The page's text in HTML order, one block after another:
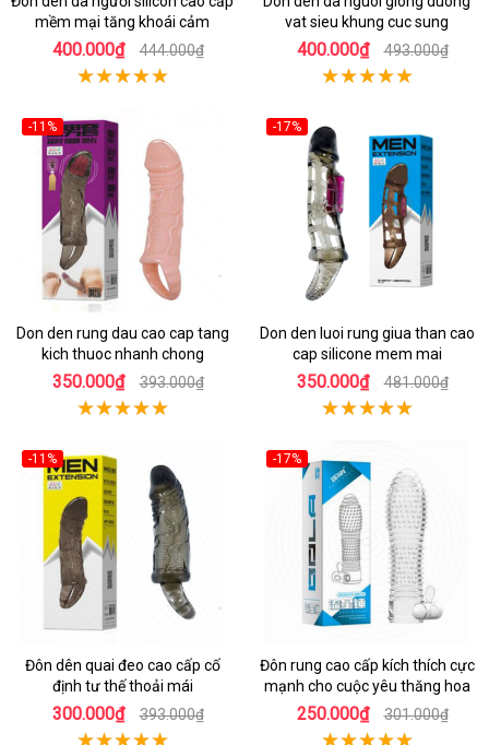
mềm mại tăng khoái cảm
400.000₫ 444.000₫
vat sieu khung cuc sung
400.000₫ 493.000₫
-11%
Don den rung dau cao cap tang
kich thuoc nhanh chong
350.000₫ 393.000₫
-17%
Don den luoi rung giua than cao
cap silicone mem mai
350.000₫ 481.000₫
-11%
Đôn dên quai đeo cao cấp cố
định tư thế thoải mái
300.000₫ 393.000₫
-17%
Đôn rung cao cấp kích thích cực
mạnh cho cuộc yêu thăng hoa
250.000₫ 301.000₫